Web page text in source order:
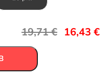
19,71€ 16,43 €